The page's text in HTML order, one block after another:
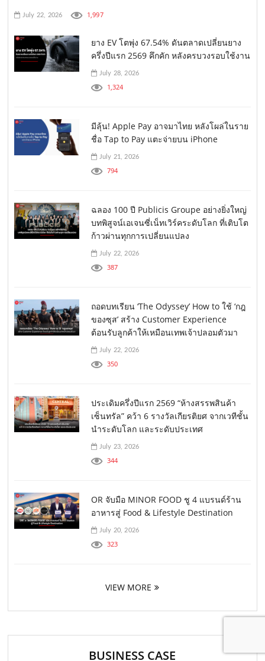
July 22, 2026 1,997
ยาง EV โตพุ่ง 67.54% ดันตลาดเปลี่ยนยาง
ครึ่งปีแรก 2569 คึกคัก หลังครบวงรอบใช้งาน
July 28, 2026
1,324
มีลุ้น! Apple Pay อาจมาไทย หลังโผล่ในราย
ชื่อ Tap to Pay แตะจ่ายบน iPhone
July 21, 2026
794
ฉลอง 100 ปี Publicis Groupe อย่างยิ่งใหญ่
บทพิสูจน์เอเจนซี่เน็ทเวิร์คระดับโลก ที่เติบโต
ก้าวผ่านทุกการเปลี่ยนแปลง
July 22, 2026
387
ถอดบทเรียน ‘The Odyssey’ How to ใช้ ‘กฎ
ของซุส’ สร้าง Customer Experience
ต้อนรับลูกค้าให้เหมือนเทพเจ้าปลอมตัวมา
July 22, 2026
350
ประเดิมครึ่งปีแรก 2569 “ห้างสรรพสินค้า
เซ็นทรัล” คว้า 6 รางวัลเกียรติยศ จากเวทีชั้น
นำระดับโลก และระดับประเทศ
July 23, 2026
344
OR จับมือ MINOR FOOD ชู 4 แบรนด์ร้าน
อาหารสู่ Food & Lifestyle Destination
July 20, 2026
323
VIEW MORE
BUSINESS CASE